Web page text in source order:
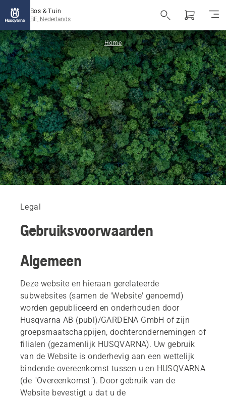
Bos & Tuin
BE, Nederlands
Home
Legal
Gebruiksvoorwaarden
Algemeen
Deze website en hieraan gerelateerde
subwebsites (samen de 'Website' genoemd)
worden gepubliceerd en onderhouden door
Husqvarna AB (publ)/GARDENA GmbH of zijn
groepsmaatschappijen, dochterondernemingen of
filialen (gezamenlijk HUSQVARNA). Uw gebruik
van de Website is onderhevig aan een wettelijk
bindende overeenkomst tussen u en HUSQVARNA
(de "Overeenkomst"). Door gebruik van de
Website bevestigt u dat u de